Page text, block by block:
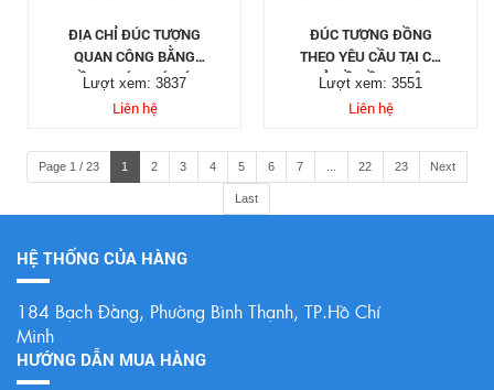
ĐỊA CHỈ ĐÚC TƯỢNG
QUAN CÔNG BẰNG
ĐỒNG, BÁO GIÁ ĐÚC
TƯỢNG ĐỒNG QUAN
CÔNG
Lượt xem: 3837
Liên hệ
ĐÚC TƯỢNG ĐỒNG
THEO YÊU CẦU TẠI CƠ
SỞ ĐỒ ĐỒNG VIỆT
Lượt xem: 3551
Liên hệ
Page 1 / 23 1 2 3 4 5 6 7 22 23 Next
Last
HỆ THỐNG CỦA HÀNG
184 Bạch Đằng, Phường Bình Thạnh, TP.Hồ Chí
Minh
HƯỚNG DẪN MUA HÀNG